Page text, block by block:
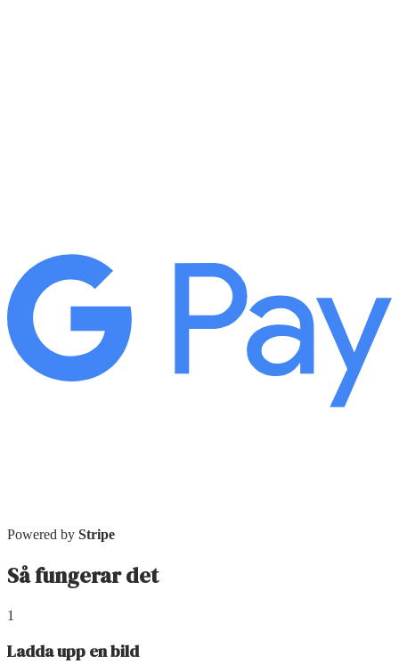
Powered by Stripe
Så fungerar det
1
Ladda upp en bild